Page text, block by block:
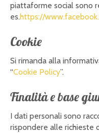
piattaforme social sono
es.https://
Cookie
Si rimanda alla
“Cookie Policy”.
Finalità e base
I dati personali sono
rispondere alle richieste